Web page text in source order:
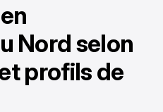
Nord selon
profils de